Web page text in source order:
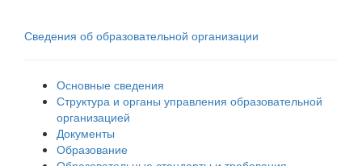
Сведения об образовательной организации
Основные сведения
Структура и органы управления образовательной
организацией
Документы
Образование